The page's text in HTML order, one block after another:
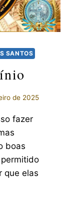
SANTOS
de 2025
fazer
boas
que elas